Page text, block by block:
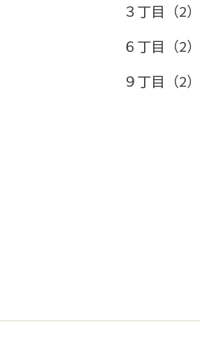
３丁目（2）
６丁目（2）
９丁目（2）